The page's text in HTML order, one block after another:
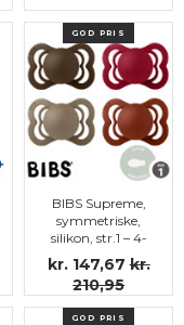
GOD PRIS
BIBS Supreme,
symmetriske,
silikon, str.1 – 4-
pakning
(Mocha, Dark
oak, Ruby,
Rust)
kr. 147,67 kr.
210,95
GOD PRIS